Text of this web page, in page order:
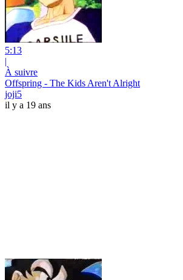
5:13
|
À suivre
Offspring - The Kids Aren't Alright
joji5
il y a 19 ans